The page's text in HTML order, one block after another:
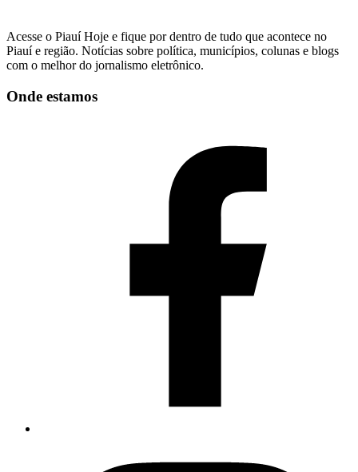
Acesse o Piauí Hoje e fique por dentro de tudo que acontece no
Piauí e região. Notícias sobre política, municípios, colunas e blogs
com o melhor do jornalismo eletrônico.
Onde estamos